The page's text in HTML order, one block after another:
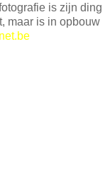
is zijn ding
maar is in opbouw